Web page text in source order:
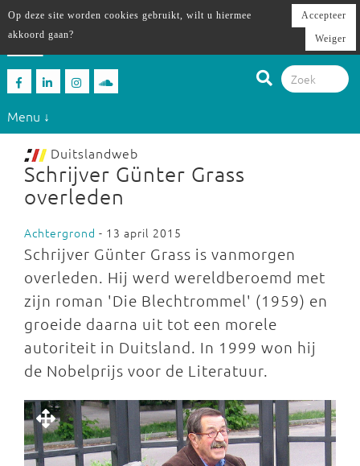
Menu ↓
Duitslandweb
Schrijver Günter Grass
overleden
Achtergrond - 13 april 2015
Schrijver Günter Grass is vanmorgen
overleden. Hij werd wereldberoemd met
zijn roman 'Die Blechtrommel' (1959) en
groeide daarna uit tot een morele
autoriteit in Duitsland. In 1999 won hij
de Nobelprijs voor de Literatuur.
Op deze site worden cookies gebruikt, wilt u hiermee
akkoord gaan?
Accepteer
Weiger